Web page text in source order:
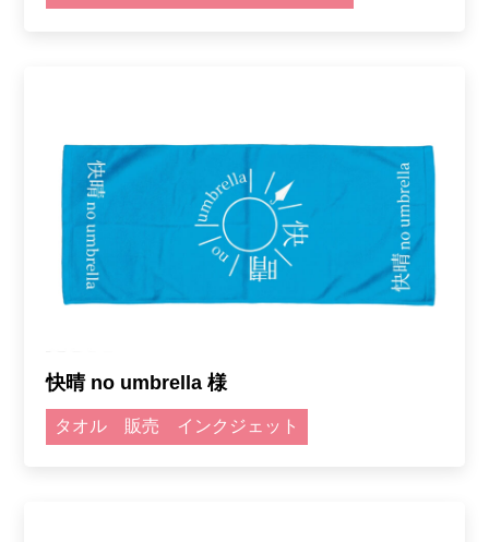
快晴 no umbrella 様
タオル 販売 インクジェット